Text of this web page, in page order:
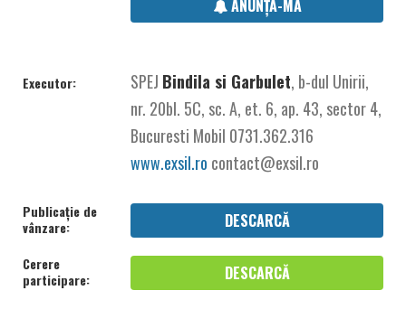
ANUNȚĂ-MĂ
Executor: SPEJ Bindila si Garbulet, b-dul Unirii,
nr. 20bl. 5C, sc. A, et. 6, ap. 43, sector 4,
Bucuresti Mobil 0731.362.316
www.exsil.ro contact@exsil.ro
Publicație de
vânzare:
DESCARCĂ
Cerere
participare:
DESCARCĂ